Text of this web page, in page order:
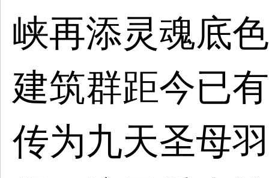
峡再添灵魂底
建筑群距今已
传为九天圣母